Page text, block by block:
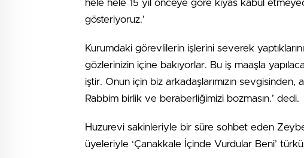
hele hele 15 yıl önceye göre kıyas kabul
gösteriyoruz.’
Kurumdaki görevlilerin işlerini severek
gözlerinizin içine bakıyorlar. Bu iş maaşla
iştir. Onun için biz arkadaşlarımızın
Rabbim birlik ve beraberliğimizi bozmasın.’ dedi.
Huzurevi sakinleriyle bir süre sohbet eden
üyeleriyle ‘Çanakkale İçinde Vurdular Beni’